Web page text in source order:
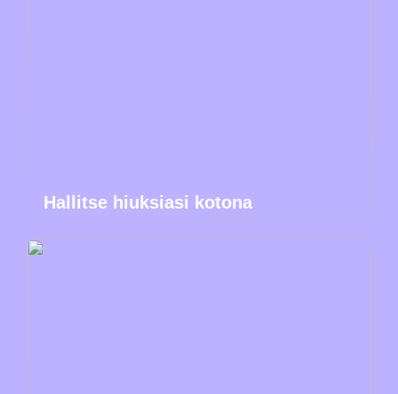
Hallitse hiuksiasi kotona